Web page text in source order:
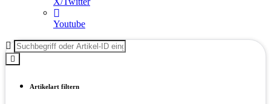
Youtube
Artikelart filtern